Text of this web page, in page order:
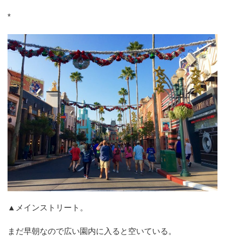
*
▲メインストリート。
まだ早朝なので広い園内に入ると空いている。